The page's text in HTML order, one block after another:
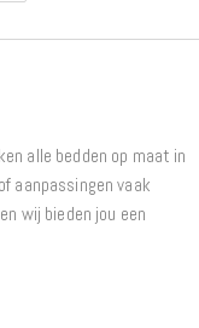
alle bedden op maat in
aanpassingen vaak
wij bieden jou een